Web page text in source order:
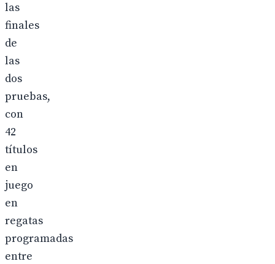
las
finales
de
las
dos
pruebas,
con
42
títulos
en
juego
en
regatas
programadas
entre